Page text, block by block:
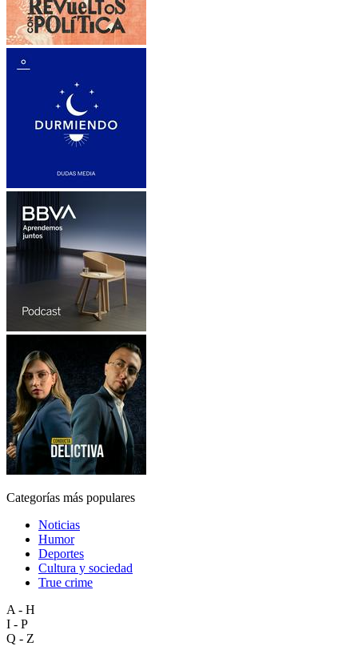
Categorías más populares
Noticias
Humor
Deportes
Cultura y sociedad
True crime
A - H
I - P
Q - Z